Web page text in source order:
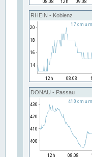
RHEIN - Koblenz
DONAU - Passau